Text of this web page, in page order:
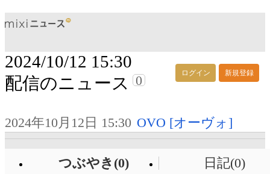
ログイン 新規登録
2024/10/12 15:30
配信のニュース
0
2024年10月12日 15:30 OVO [オーヴォ]
つぶやき(0) 日記(0)